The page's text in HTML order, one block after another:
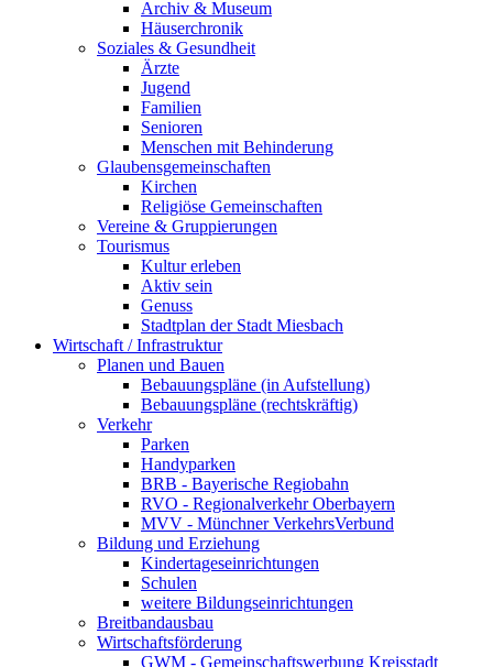
Archiv & Museum
Häuserchronik
Soziales & Gesundheit
Ärzte
Jugend
Familien
Senioren
Menschen mit Behinderung
Glaubensgemeinschaften
Kirchen
Religiöse Gemeinschaften
Vereine & Gruppierungen
Tourismus
Kultur erleben
Aktiv sein
Genuss
Stadtplan der Stadt Miesbach
Wirtschaft / Infrastruktur
Planen und Bauen
Bebauungspläne (in Aufstellung)
Bebauungspläne (rechtskräftig)
Verkehr
Parken
Handyparken
BRB - Bayerische Regiobahn
RVO - Regionalverkehr Oberbayern
MVV - Münchner VerkehrsVerbund
Bildung und Erziehung
Kindertageseinrichtungen
Schulen
weitere Bildungseinrichtungen
Breitbandausbau
Wirtschaftsförderung
GWM - Gemeinschaftswerbung Kreisstadt